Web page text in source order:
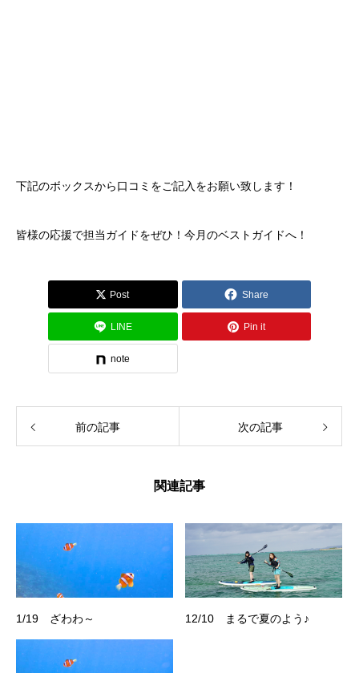
下記のボックスから口コミをご記入をお願い致します！
皆様の応援で担当ガイドをぜひ！今月のベストガイドへ！
Post Share
LINE Pin it
note
前の記事 次の記事
関連記事
1/19 ざわわ～ 12/10 まるで夏のよう♪